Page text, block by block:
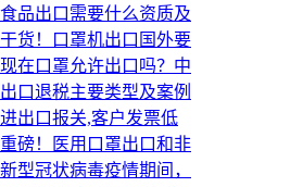
食品出口需要什么资质及
干货！口罩机出口国外要
现在口罩允许出口吗？中
出口退税主要类型及案例
进出口报关,客户发票低
重磅！医用口罩出口和非
新型冠状病毒疫情期间，